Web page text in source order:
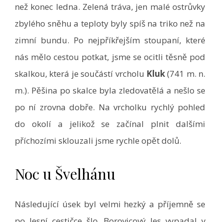
než konec ledna. Zelená tráva, jen malé ostrůvky
zbylého sněhu a teploty byly spíš na triko než na
zimní bundu. Po nejpříkřejším stoupaní, které
nás mělo cestou potkat, jsme se ocitli těsně pod
skalkou, která je součástí vrcholu Kluk(741 m. n.
m.). Pěšina po skalce byla zledovatělá a nešlo se
po ní zrovna dobře. Na vrcholku rychlý pohled
do okolí a jelikož se začínal plnit dalšími
příchozími sklouzali jsme rychle opět dolů.
Noc u Švelhánu
Následující úsek byl velmi hezký a příjemně se